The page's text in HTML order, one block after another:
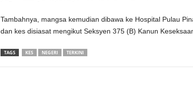
Tambahnya, mangsa kemudian dibawa ke Hospital Pulau
dan kes disiasat mengikut Seksyen 375 (B) Kanun
TAGS KES NEGERI TERKINI